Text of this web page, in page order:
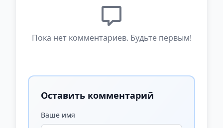
Пока нет комментариев. Будьте первым!
Оставить комментарий
Ваше имя